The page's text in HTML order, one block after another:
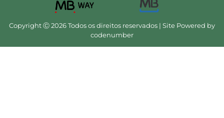
Copyright Ⓒ 2026 Todos os direitos reservados | Site Powered by
codenumber